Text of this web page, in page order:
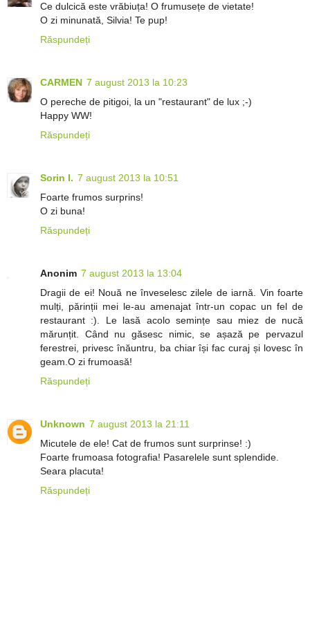
Ce dulcică este vrăbiuța! O frumusețe de vietate!
O zi minunată, Silvia! Te pup!
Răspundeți
CARMEN 7 august 2013 la 10:23
O pereche de pitigoi, la un "restaurant" de lux ;-)
Happy WW!
Răspundeți
Sorin I. 7 august 2013 la 10:51
Foarte frumos surprins!
O zi buna!
Răspundeți
Anonim 7 august 2013 la 13:04
Dragii de ei! Nouă ne înveselesc zilele de iarnă. Vin foarte
mulți, părinții mei le-au amenajat într-un copac un fel de
restaurant :). Le lasă acolo semințe sau miez de nucă
mărunțit. Când nu găsesc nimic, se așază pe pervazul
ferestrei, privesc înăuntru, ba chiar își fac curaj și lovesc în
geam.O zi frumoasă!
Răspundeți
Unknown 7 august 2013 la 21:11
Micutele de ele! Cat de frumos sunt surprinse! :)
Foarte frumoasa fotografia! Pasarelele sunt splendide.
Seara placuta!
Răspundeți